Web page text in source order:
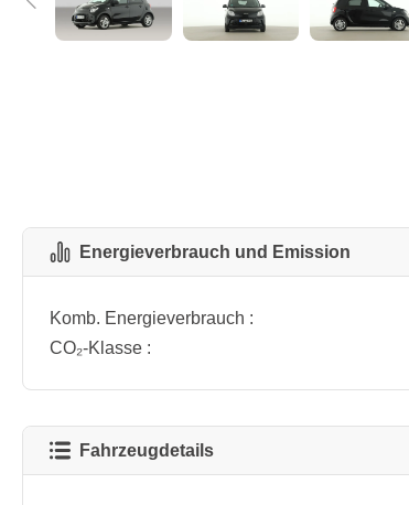
Energieverbrauch und Emission
Komb. Energieverbrauch :
CO₂-Klasse :
Fahrzeugdetails